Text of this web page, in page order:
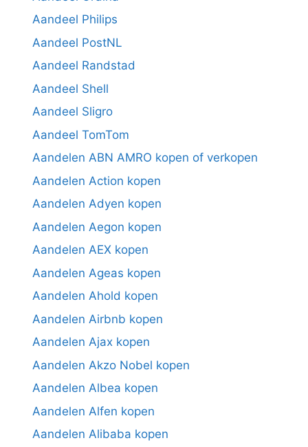
Aandeel Philips
Aandeel PostNL
Aandeel Randstad
Aandeel Shell
Aandeel Sligro
Aandeel TomTom
Aandelen ABN AMRO kopen of verkopen
Aandelen Action kopen
Aandelen Adyen kopen
Aandelen Aegon kopen
Aandelen AEX kopen
Aandelen Ageas kopen
Aandelen Ahold kopen
Aandelen Airbnb kopen
Aandelen Ajax kopen
Aandelen Akzo Nobel kopen
Aandelen Albea kopen
Aandelen Alfen kopen
Aandelen Alibaba kopen